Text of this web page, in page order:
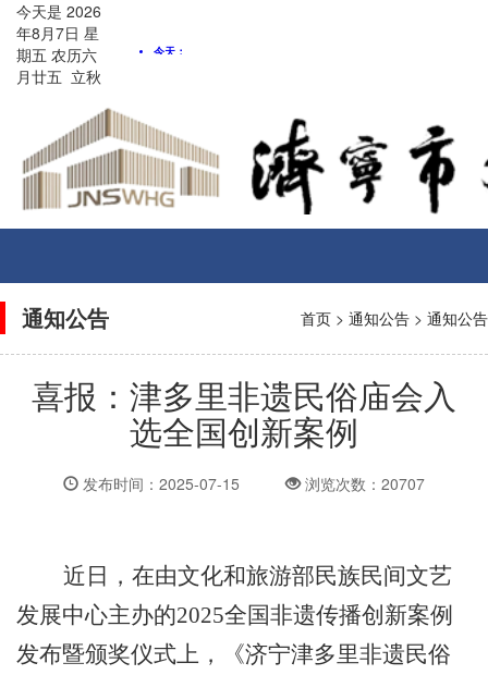
今天是 2026
年8月7日 星
期五 农历六
月廿五 立秋
通知公告 首页 > 通知公告 > 通知公告
喜报：津多里非遗民俗庙会入
选全国创新案例
发布时间：2025-07-15 浏览次数：20707
近日，在由文化和旅游部民族民间文艺
发展中心主办的2025全国非遗传播创新案例
发布暨颁奖仪式上，《济宁津多里非遗民俗